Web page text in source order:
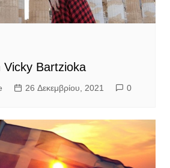
Vicky Bartzioka
26 Δεκεμβρίου, 2021 0